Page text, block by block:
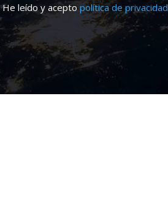
He leído y aceptopolítica de privacidad